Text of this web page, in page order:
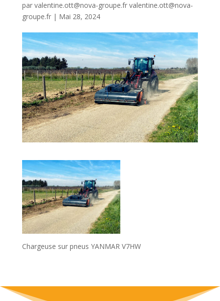
par valentine.ott@nova-groupe.fr valentine.ott@nova-
groupe.fr| Mai 28, 2024
Chargeuse sur pneus YANMAR V7HW